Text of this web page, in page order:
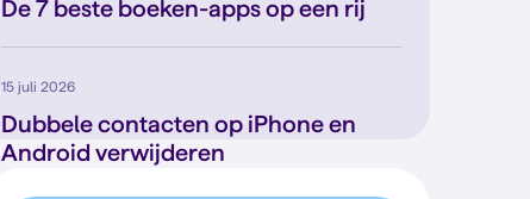
De 7 beste boeken-apps op een rij
15 juli 2026
Dubbele contacten op iPhone en
Android verwijderen